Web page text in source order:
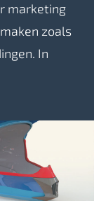
marketing
zoals
In